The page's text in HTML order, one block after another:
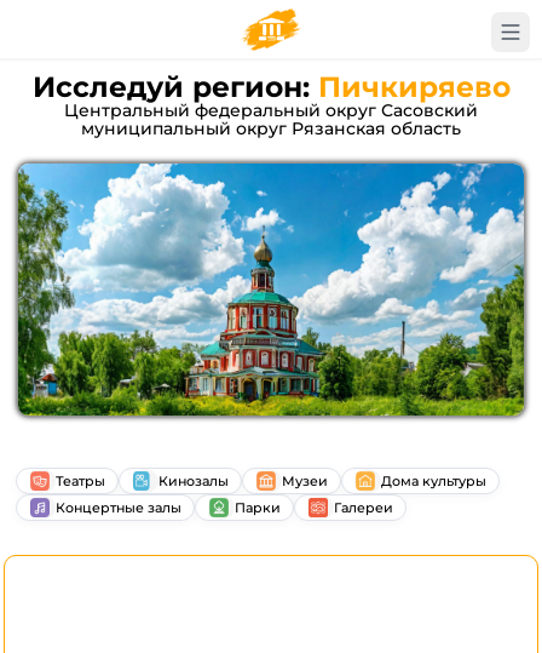
Исследуй регион: Пичкиряево
Центральный федеральный округ Сасовский
муниципальный округ Рязанская область
Театры Кинозалы Музеи
Дома культуры
Концертные залы
Парки Галереи